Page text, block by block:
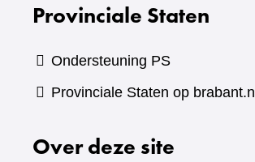
Provinciale Staten
Ondersteuning PS
Provinciale Staten op brabant.nl
Over deze site